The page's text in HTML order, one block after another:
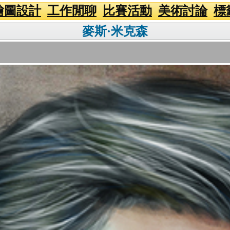
圖設計 工作閒聊 比賽活動 美術討論 標
麥斯·米克森